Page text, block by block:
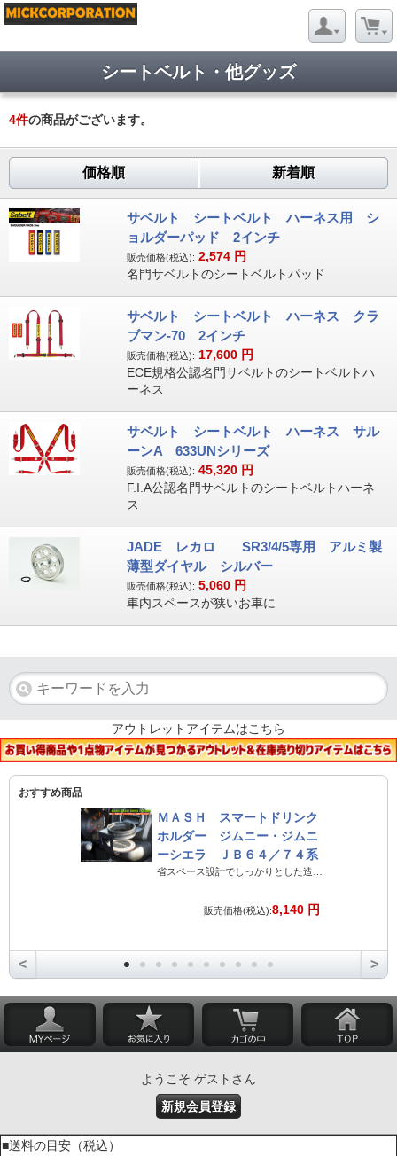
シートベルト・他グッズ
4件の商品がございます。
価格順 新着順
サベルト シートベルト ハーネス用 シ
ョルダーパッド 2インチ
販売価格(税込): 2,574 円
名門サベルトのシートベルトパッド
サベルト シートベルト ハーネス クラ
ブマン-70 2インチ
販売価格(税込): 17,600 円
ECE規格公認名門サベルトのシートベルトハ
ーネス
サベルト シートベルト ハーネス サル
ーンA 633UNシリーズ
販売価格(税込): 45,320 円
F.I.A公認名門サベルトのシートベルトハーネ
ス
JADE レカロ SR3/4/5専用 アルミ製
薄型ダイヤル シルバー
販売価格(税込): 5,060 円
車内スペースが狭いお車に
アウトレットアイテムはこちら
おすすめ商品
ＭＡＳＨ スマートドリンク
ホルダー ジムニー・ジムニ
ーシエラ ＪＢ６４／７４系
販売価格(税込):8,140 円
< >
ようこそ ゲストさん
新規会員登録
■送料の目安（税込）